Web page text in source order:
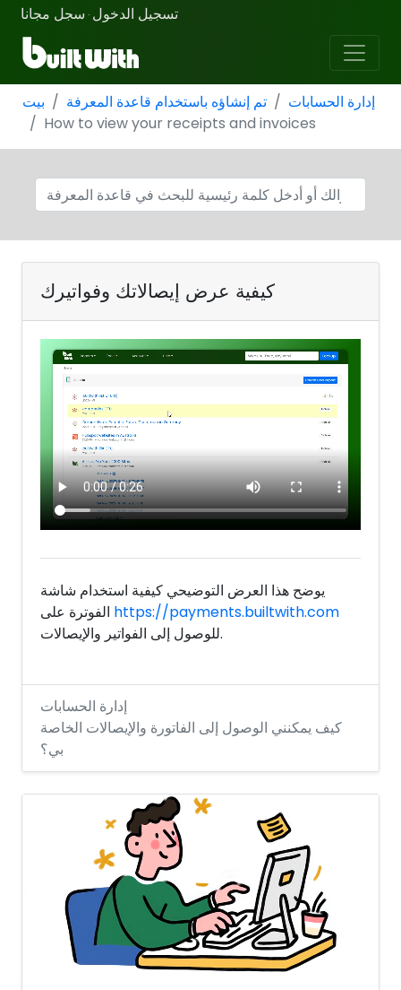
تسجيل الدخول · سجل مجانا
بيت تم إنشاؤه باستخدام قاعدة المعرفة
إدارة الحسابات
How to view your receipts and invoices
كيفية عرض إيصالاتك وفواتيرك
يوضح هذا العرض التوضيحي كيفية استخدام شاشة
https://payments.builtwith.com
للوصول إلى الفواتير والإيصالات.
إدارة الحسابات
كيف يمكنني الوصول إلى الفاتورة والإيصالات الخاصة
بي؟